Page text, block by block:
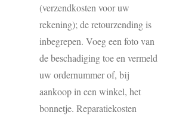
(verzendkosten voor uw
rekening); de retourzending is
inbegrepen. Voeg een foto van
de beschadiging toe en vermeld
uw ordernummer of, bij
aankoop in een winkel, het
bonnetje. Reparatiekosten